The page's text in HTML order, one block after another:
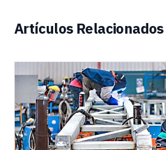
Artículos Relacionados